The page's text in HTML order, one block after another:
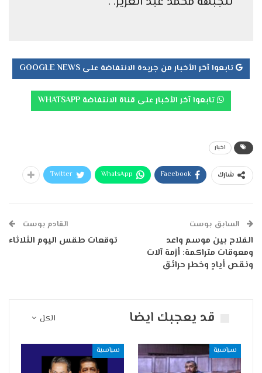
تابعوا آخر الأخبار من جريدة الانتفاضة على GOOGLE NEWS
تابعوا آخر الأخبار على قناة الانتفاضة WHATSAPP
اخبار
شارك Facebook
WhatsApp
Twitter
السابق بوست
الفلاح بين موسم واعد
ومعوقات متراكمة: أزمة آلات
ونقص أيادٍ وخطر حرائق
القادم بوست
توقعات طقس اليوم الثلاثاء
الكل قد يعجبك ايضا
سياسية سياسية